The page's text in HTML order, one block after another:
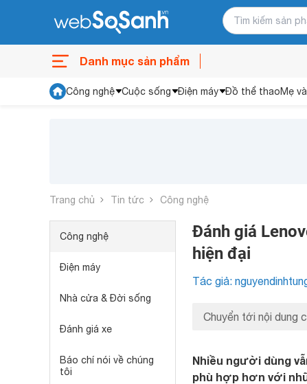
Danh mục sản phẩm
Công nghệ Cuộc sống Điện máy Đồ thể thaoMẹ
Trang chủ Tin tức Công nghệ
Công nghệ
Điện máy
Nhà cửa & Đời sống
Đánh giá xe
Báo chí nói về chúng
tôi
Đánh giá
hiện đại
Tác giả:
Chuyển tới nội dung
Nhiều người dùng
phù hợp hơn với